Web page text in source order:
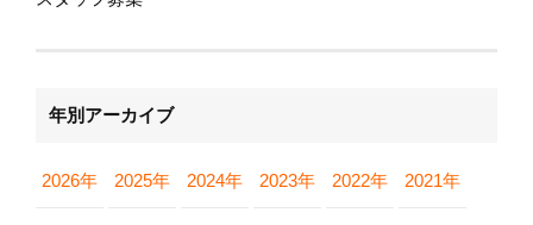
年別アーカイブ
2026年 2025年 2024年 2023年 2022年 2021年